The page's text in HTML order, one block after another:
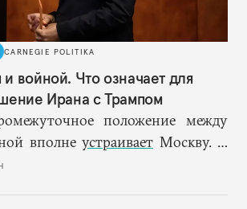
CARNEGIE POLITIKA
войной. Что означает для
Ирана с Трампом
положение между
вполне устраивает Москву. С
сохранение нестабильности в